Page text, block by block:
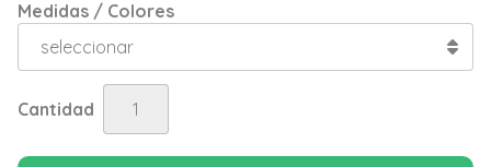
Medidas / Colores
Cantidad